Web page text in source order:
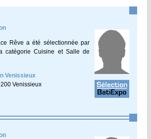
Rêve a été sélectionnée par
catégorie Cuisine et Salle de
Venissieux
Venissieux